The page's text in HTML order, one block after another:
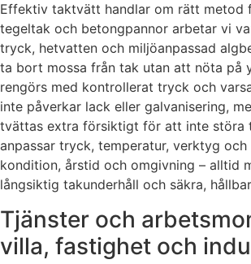
Effektiv taktvätt handlar om rätt metod
tegeltak och betongpannor arbetar vi
tryck, hetvatten och miljöanpassad
ta bort mossa från tak utan att nöta på
rengörs med kontrollerat tryck och
inte påverkar lack eller galvanisering,
tvättas extra försiktigt för att inte störa
anpassar tryck, temperatur, verktyg
kondition, årstid och omgivning – alltid
långsiktig takunderhåll och säkra,
Tjänster och
villa, fastighet och